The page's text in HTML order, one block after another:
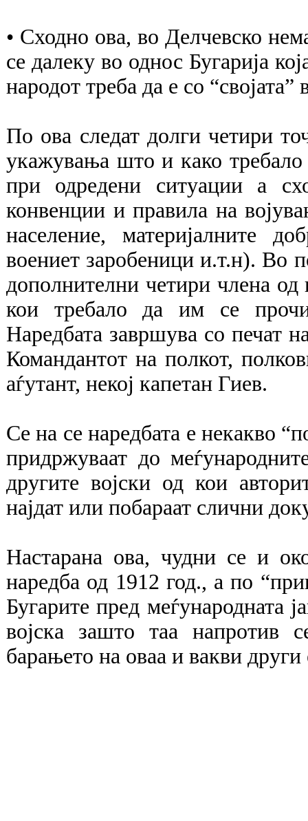
• Сходно ова, во Делчевско
се далеку во однос Бугарија
народот треба да е со
По ова следат долги четири
укажувања што и како требало
при одредени ситуации а
конвенции и правила на
население, материјалните
воениет заробеници и.т.н). Во
дополнителни четири члена од
кои требало да им се
Наредбата завршува со печат
Командантот на полкот,
аѓутант, некој капетан Гиев.
Се на се наредбата е некакво
придржуваат до
другите војски од кои
најдат или побараат слични
Настарана ова, чудни се и
наредба од 1912 год., а по
Бугарите пред меѓународната
војска зашто таа напротив
барањето на оваа и вакви